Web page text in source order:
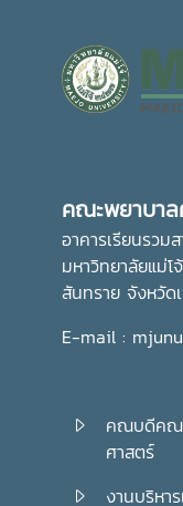
คณะพยาบา
อาคารเรียนรว
มหาวิทยาลัยแม่
สันทราย จังหวัด
E-mail :
คณบดีคณ
ศาสตร์
งานบริหา